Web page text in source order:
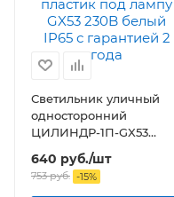
Светильник уличный
односторонний
ЦИЛИНДР-1П-GX53
пластик под лампу GX53
230B белый IP65
640 руб./шт
753руб. -15%